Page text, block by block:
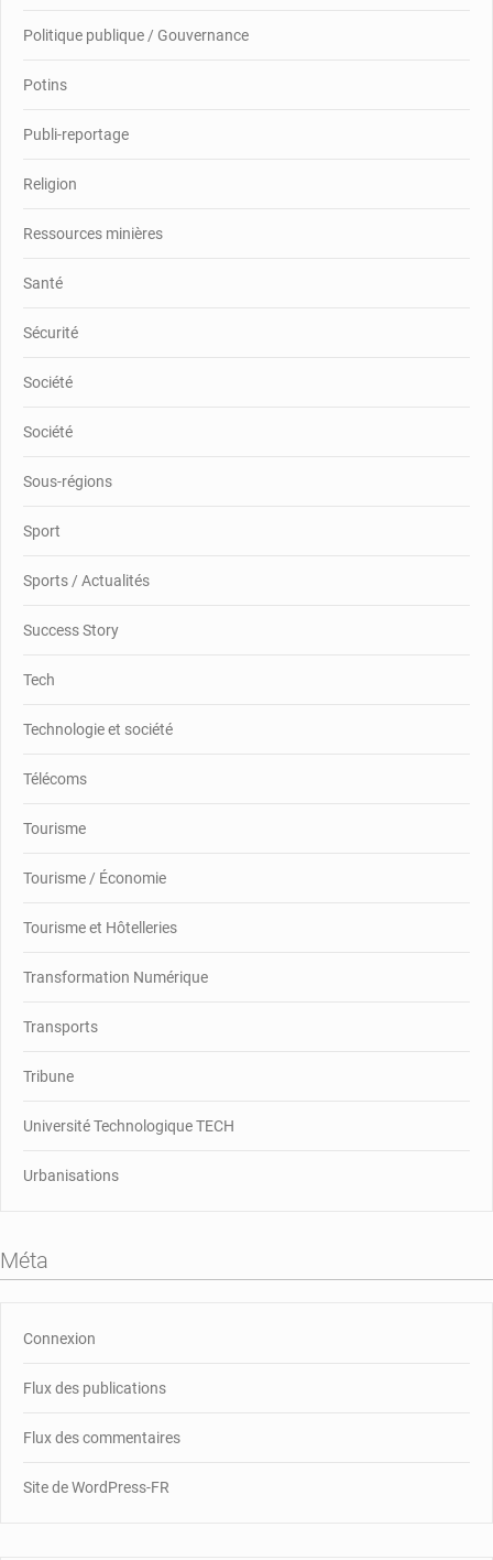
Politique publique / Gouvernance
Potins
Publi-reportage
Religion
Ressources minières
Santé
Sécurité
Société
Société
Sous-régions
Sport
Sports / Actualités
Success Story
Tech
Technologie et société
Télécoms
Tourisme
Tourisme / Économie
Tourisme et Hôtelleries
Transformation Numérique
Transports
Tribune
Université Technologique TECH
Urbanisations
Méta
Connexion
Flux des publications
Flux des commentaires
Site de WordPress-FR